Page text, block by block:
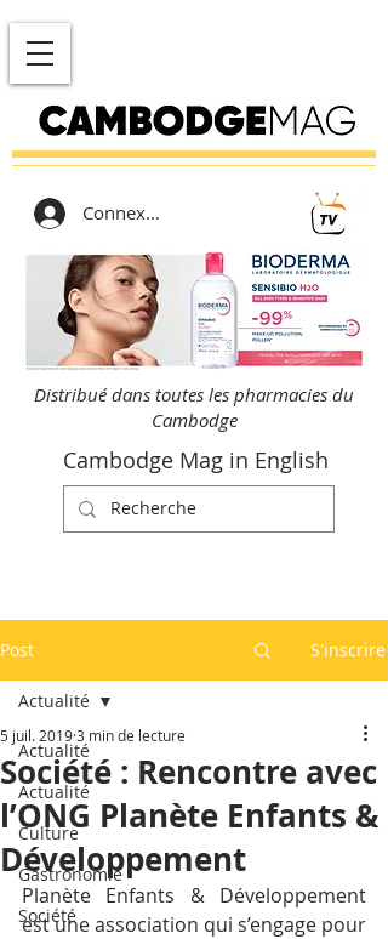
Connexion
Distribué dans toutes les pharmacies du
Cambodge
Cambodge Mag in English
Post S'inscrire
Actualité
Actualité
Culture
Gastronomie
Société
Actualité
Société : Rencontre avec
l’ONG Planète Enfants &
Développement
5 juil. 20193 min de lecture
Planète Enfants & Développement
est une association qui s’engage pour